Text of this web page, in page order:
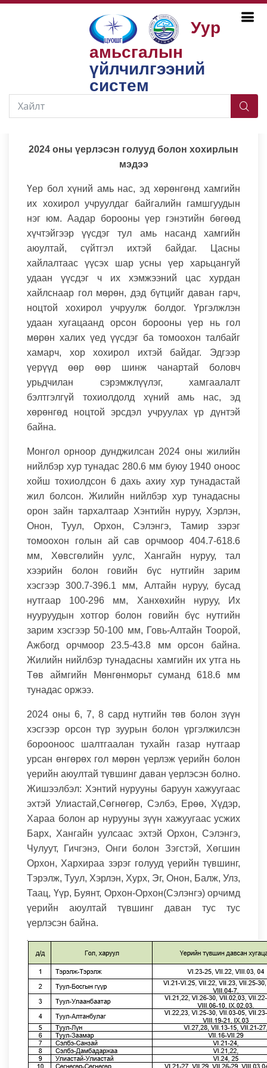
Уур
амьсгалын
үйлчилгээний
систем
Усны нөөц
Жилийн үерийн хохирлын мэдээлэл
2024 оны үерлэсэн голууд болон хохирлын
мэдээ
Үер бол хүний амь нас, эд хөрөнгөнд хамгийн
их хохирол учруулдаг байгалийн гамшгуудын
нэг юм. Аадар борооны үер гэнэтийн бөгөөд
хүчтэйгээр үүсдэг тул амь насанд хамгийн
аюултай, сүйтгэл ихтэй байдаг. Цасны
хайлалтаас үүсэх шар усны үер харьцангуй
удаан үүсдэг ч их хэмжээний цас хурдан
хайлснаар гол мөрөн, дэд бүтцийг даван гарч,
ноцтой хохирол учруулж болдог. Үргэлжлэн
удаан хугацаанд орсон борооны үер нь гол
мөрөн халих үед үүсдэг ба томоохон талбайг
хамарч, хор хохирол ихтэй байдаг. Эдгээр
үерүүд өөр өөр шинж чанартай боловч
урьдчилан сэрэмжлүүлэг, хамгаалалт
бэлтгэлгүй тохиолдолд хүний амь нас, эд
хөрөнгөд ноцтой эрсдэл учруулах үр дүнтэй
байна.
Монгол орноор дунджилсан 2024 оны жилийн
нийлбэр хур тунадас 280.6 мм буюу 1940 оноос
хойш тохиолдсон 6 дахь ахиу хур тунадастай
жил болсон. Жилийн нийлбэр хур тунадасны
орон зайн тархалтаар Хэнтийн нуруу, Хэрлэн,
Онон, Туул, Орхон, Сэлэнгэ, Тамир зэрэг
томоохон голын ай сав орчмоор 404.7-618.6
мм, Хөвсгөлийн уулс, Хангайн нуруу, тал
хээрийн болон говийн бүс нутгийн зарим
хэсгээр 300.7-396.1 мм, Алтайн нуруу, бусад
нутгаар 100-296 мм, Ханхөхийн нуруу, Их
нууруудын хотгор болон говийн бүс нутгийн
зарим хэсгээр 50-100 мм, Говь-Алтайн Тоорой,
Ажбогд орчмоор 23.5-43.8 мм орсон байна.
Жилийн нийлбэр тунадасны хамгийн их утга нь
Төв аймгийн Мөнгөнморьт суманд 618.6 мм
тунадас оржээ.
2024 оны 6, 7, 8 сард нутгийн төв болон зүүн
хэсгээр орсон түр зуурын болон үргэлжилсэн
борооноос шалтгаалан тухайн газар нутгаар
урсан өнгөрөх гол мөрөн үерлэж үерийн болон
үерийн аюултай түвшинг даван үерлэсэн болно.
Жишээлбэл: Хэнтий нурууны баруун хажуугаас
эхтэй Улиастай,Сөгнөгөр, Сэлбэ, Ерөө, Хүдэр,
Хараа болон ар нурууны зүүн хажуугаас усжих
Барх, Хангайн уулсаас эхтэй Орхон, Сэлэнгэ,
Чулуут, Гичгэнэ, Онги болон Зэгстэй, Хөгшин
Орхон, Хархираа зэрэг голууд үерийн түвшинг,
Тэрэлж, Туул, Хэрлэн, Хурх, Эг, Онон, Балж, Улз,
Таац, Үүр, Буянт, Орхон-Орхон(Сэлэнгэ) орчимд
үерийн аюултай түвшинг даван тус тус
үерлэсэн байна.